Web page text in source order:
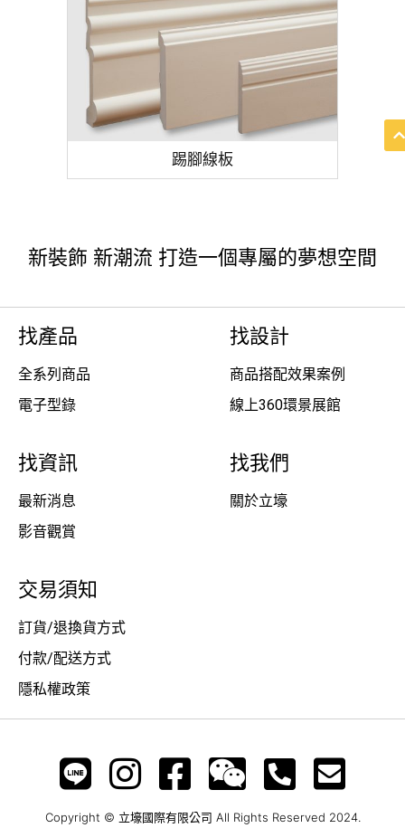
踢腳線板
新裝飾 新潮流 打造一個專屬的夢想空間
找產品
全系列商品
電子型錄
找設計
商品搭配效果案例
線上360環景展館
找資訊
最新消息
影音觀賞
找我們
關於立壕
交易須知
訂貨/退換貨方式
付款/配送方式
隱私權政策
Copyright © 立壕國際有限公司 All Rights Reserved 2024.